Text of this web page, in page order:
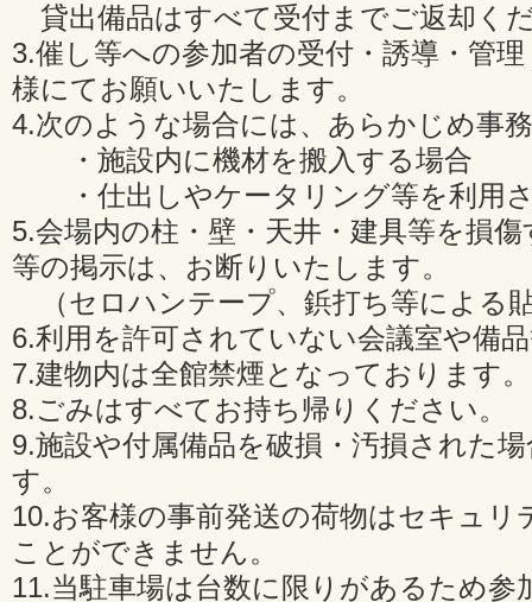
貸出備品はすべて受付までご返却く
3.催し等への参加者の受付・誘導・管
様にてお願いいたします。
4.次のような場合には、あらかじめ事
・施設内に機材を搬入する場合
・仕出しやケータリング等を利用
5.会場内の柱・壁・天井・建具等を損
等の掲示は、お断りいたします。
（セロハンテープ、鋲打ち等による
6.利用を許可されていない会議室や備
7.建物内は全館禁煙となっております。
8.ごみはすべてお持ち帰りください。
9.施設や付属備品を破損・汚損された
す。
10.お客様の事前発送の荷物はセキュ
ことができません。
11.当駐車場は台数に限りがあるため参